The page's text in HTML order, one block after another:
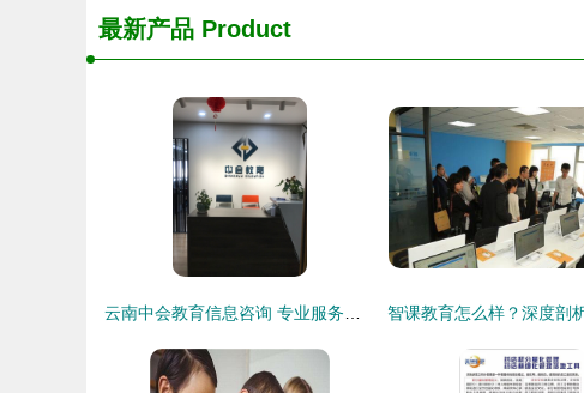
最新产品 Product